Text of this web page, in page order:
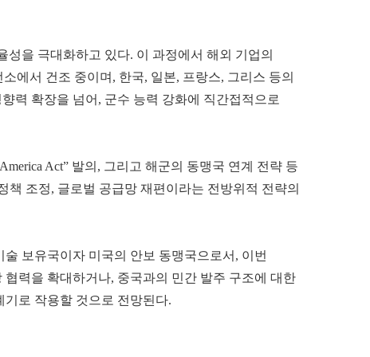
을 극대화하고 있다. 이 과정에서 해외 기업의
에서 건조 중이며, 한국, 일본, 프랑스, 그리스 등의
력 확장을 넘어, 군수 능력 강화에 직간접적으로
Act” 발의, 그리고 해군의 동맹국 연계 전략 등
조정, 글로벌 공급망 재편이라는 전방위적 전략의
보유국이자 미국의 안보 동맹국으로서, 이번
력을 확대하거나, 중국과의 민간 발주 구조에 대한
로 작용할 것으로 전망된다.